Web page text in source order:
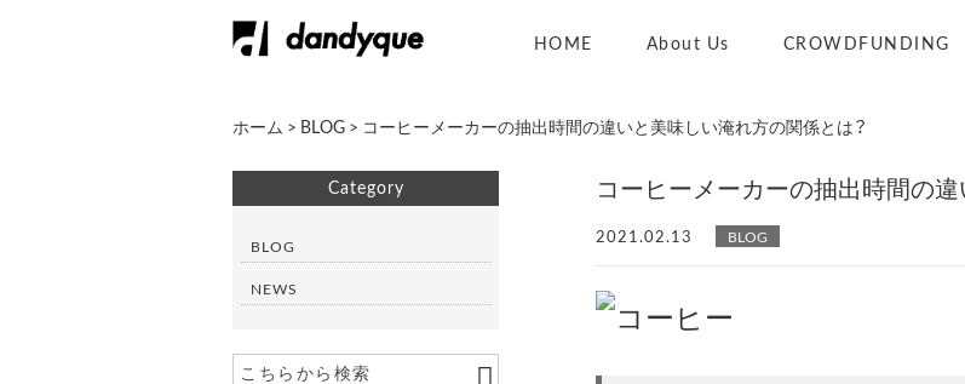
HOME About Us CROWDFUNDING
ホーム > BLOG > コーヒーメーカーの抽出時間の違いと美味しい淹れ方の関係とは？
コーヒーメーカーの抽出時間の
2021.02.13 BLOG
Category
BLOG
NEWS